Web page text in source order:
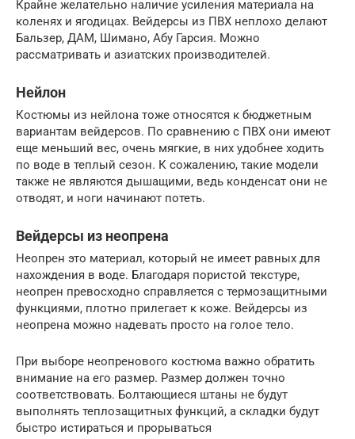
Крайне желательно наличие усиления материала на
коленях и ягодицах. Вейдерсы из ПВХ неплохо делают
Бальзер, ДАМ, Шимано, Абу Гарсия. Можно
рассматривать и азиатских производителей.
Нейлон
Костюмы из нейлона тоже относятся к бюджетным
вариантам вейдерсов. По сравнению с ПВХ они имеют
еще меньший вес, очень мягкие, в них удобнее ходить
по воде в теплый сезон. К сожалению, такие модели
также не являются дышащими, ведь конденсат они не
отводят, и ноги начинают потеть.
Вейдерсы из неопрена
Неопрен это материал, который не имеет равных для
нахождения в воде. Благодаря пористой текстуре,
неопрен превосходно справляется с термозащитными
функциями, плотно прилегает к коже. Вейдерсы из
неопрена можно надевать просто на голое тело.
При выборе неопренового костюма важно обратить
внимание на его размер. Размер должен точно
соответствовать. Болтающиеся штаны не будут
выполнять теплозащитных функций, а складки будут
быстро истираться и прорываться